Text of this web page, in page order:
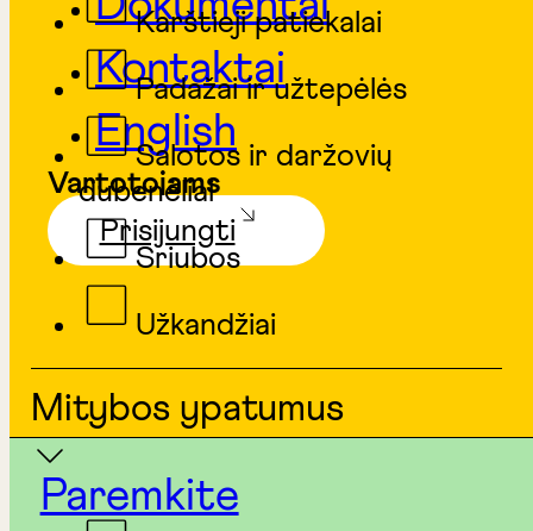
Kontaktai
English
Vartotojams
Prisijungti
Paremkite
Karštieji patiekalai
Padažai ir užtepėlės
Salotos ir daržovių
dubenėliai
Sriubos
Užkandžiai
Mitybos ypatumus